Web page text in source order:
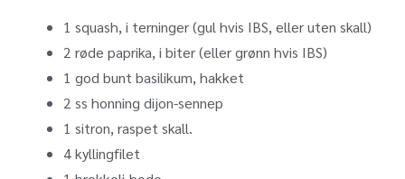
1 squash, i terninger (gul hvis IBS, eller uten skall)
2 røde paprika, i biter (eller grønn hvis IBS)
1 god bunt basilikum, hakket
2 ss honning dijon-sennep
1 sitron, raspet skall.
4 kyllingfilet